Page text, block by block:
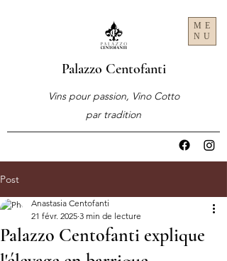
ME
NU
Palazzo Centofanti
Vins pour passion, Vino Cotto
par tradition
Post
Palazzo Centofanti explique
Anastasia Centofanti
21 févr. 2025 3 min de lecture